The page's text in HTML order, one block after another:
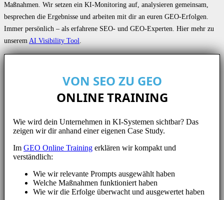
Maßnahmen. Wir setzen ein KI-Monitoring auf, analysieren gemeinsam,
besprechen die Ergebnisse und arbeiten mit dir an euren GEO-Erfolgen.
Immer persönlich – als erfahrene SEO- und GEO-Experten. Hier mehr zu
unserem AI Visibility Tool
VON SEO ZU GEO
ONLINE TRAINING
Wie wird dein Unternehmen in KI-Systemen sichtbar? Das
zeigen wir dir anhand einer eigenen Case Study.
Im GEO Online Training erklären wir kompakt und
verständlich:
Wie wir relevante Prompts ausgewählt haben
Welche Maßnahmen funktioniert haben
Wie wir die Erfolge überwacht und ausgewertet haben